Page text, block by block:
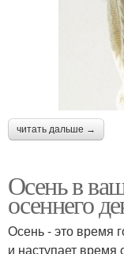
читать дальше →
Осень в
осеннего
Осень - это время
и наступает